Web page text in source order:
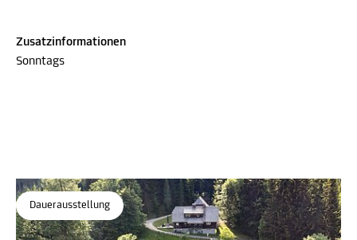
Zusatzinformationen
Sonntags
Dauerausstellung